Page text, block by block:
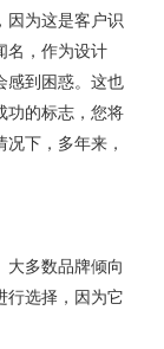
因为这是客户识
名，作为设计
感到困惑。这也
功的标志，您将
下，多年来，
大多数品牌倾向
行选择，因为它